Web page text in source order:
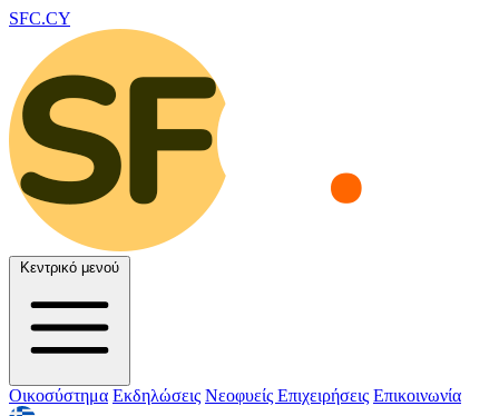
SFC.CY
Κεντρικό μενού
Οικοσύστημα Εκδηλώσεις Νεοφυείς Επιχειρήσεις Επικοινωνία